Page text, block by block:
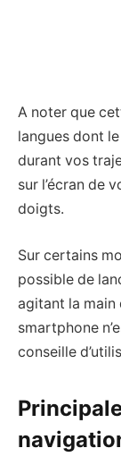
A noter que
langues dont
durant vos
sur l’écran de
doigts.
Sur certains
possible de
agitant la main
smartphone
conseille